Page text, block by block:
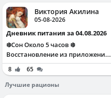
Виктория Акилина
05-08-2026
Дневник питания за 04.08.2026
❄️Сон Около 5 часов ❄️
Восстановление из приложени...
8
65
Лучшие рационы